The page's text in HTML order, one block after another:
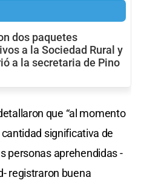
dos paquetes
a la Sociedad Rural y
a la secretaria de Pino
que “al momento
significativa de
personas aprehendidas -
registraron buena